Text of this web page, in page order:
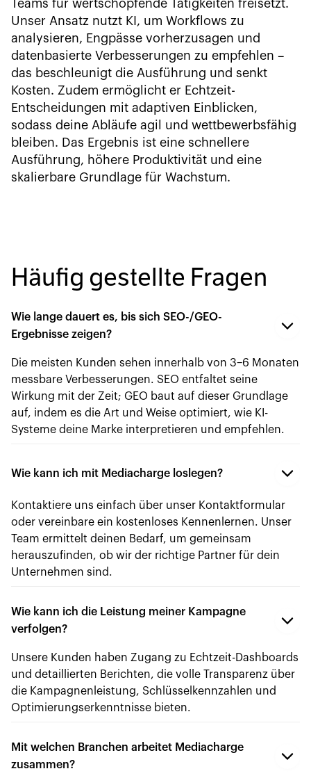
Teams für wertschöpfende Tätigkeiten freisetzt.
Unser Ansatz nutzt KI, um Workflows zu
analysieren, Engpässe vorherzusagen und
datenbasierte Verbesserungen zu empfehlen –
das beschleunigt die Ausführung und senkt
Kosten. Zudem ermöglicht er Echtzeit-
Entscheidungen mit adaptiven Einblicken,
sodass deine Abläufe agil und wettbewerbsfähig
bleiben. Das Ergebnis ist eine schnellere
Ausführung, höhere Produktivität und eine
skalierbare Grundlage für Wachstum.
Häufig gestellte Fragen
Wie lange dauert es, bis sich SEO-/GEO-
Ergebnisse zeigen?
Die meisten Kunden sehen innerhalb von 3–6 Monaten
messbare Verbesserungen. SEO entfaltet seine
Wirkung mit der Zeit; GEO baut auf dieser Grundlage
auf, indem es die Art und Weise optimiert, wie KI-
Systeme deine Marke interpretieren und empfehlen.
Wie kann ich mit Mediacharge loslegen?
Kontaktiere uns einfach über unser Kontaktformular
oder vereinbare ein kostenloses Kennenlernen. Unser
Team ermittelt deinen Bedarf, um gemeinsam
herauszufinden, ob wir der richtige Partner für dein
Unternehmen sind.
Wie kann ich die Leistung meiner Kampagne
verfolgen?
Unsere Kunden haben Zugang zu Echtzeit-Dashboards
und detaillierten Berichten, die volle Transparenz über
die Kampagnenleistung, Schlüsselkennzahlen und
Optimierungserkenntnisse bieten.
Mit welchen Branchen arbeitet Mediacharge
zusammen?